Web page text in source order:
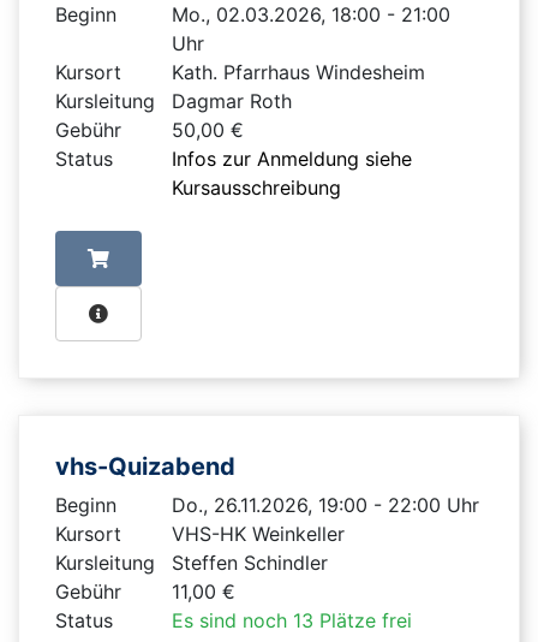
Beginn
Mo., 02.03.2026, 18:00 - 21:00
Uhr
Kursort
Kath. Pfarrhaus Windesheim
Kursleitung
Dagmar Roth
Gebühr
50,00 €
Status
Infos zur Anmeldung siehe
Kursausschreibung
vhs-Quizabend
Beginn
Do., 26.11.2026, 19:00 - 22:00 Uhr
Kursort
VHS-HK Weinkeller
Kursleitung
Steffen Schindler
Gebühr
11,00 €
Status
Es sind noch 13 Plätze frei